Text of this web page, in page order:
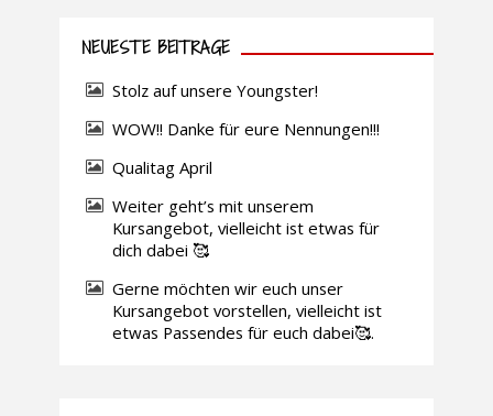
NEUESTE BEITRÄGE
Stolz auf unsere Youngster!
WOW!! Danke für eure Nennungen!!!
Qualitag April
Weiter geht’s mit unserem
Kursangebot, vielleicht ist etwas für
dich dabei 🥰
Gerne möchten wir euch unser
Kursangebot vorstellen, vielleicht ist
etwas Passendes für euch dabei🥰.